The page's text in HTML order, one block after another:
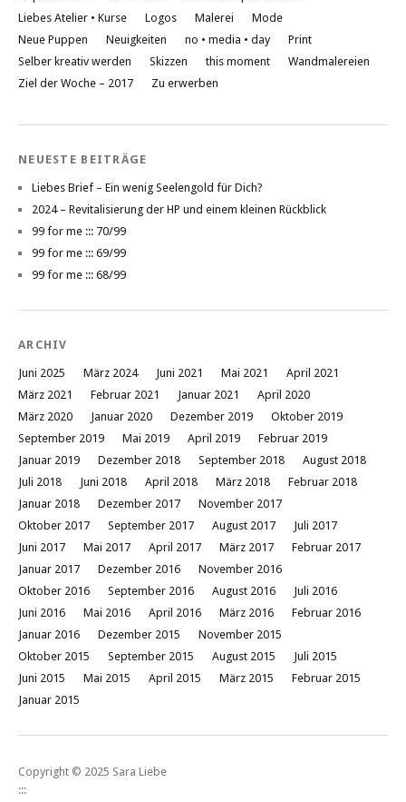
Liebes Atelier • Kurse
Logos Malerei
Mode
Neue Puppen
Neuigkeiten no • media • day
Print
Selber kreativ werden
Skizzen this moment
Wandmalereien
Ziel der Woche – 2017
Zu erwerben
NEUESTE BEITRÄGE
Liebes Brief – Ein wenig Seelengold für Dich?
2024 – Revitalisierung der HP und einem kleinen Rückblick
99 for me ::: 70/99
99 for me ::: 69/99
99 for me ::: 68/99
ARCHIV
Juni 2025 März 2024 Juni 2021 Mai 2021
April 2021
März 2021
Februar 2021 Januar 2021
April 2020
März 2020
Januar 2020 Dezember 2019
Oktober 2019
September 2019
Mai 2019 April 2019
Februar 2019
Januar 2019
Dezember 2018 September 2018
August 2018
Juli 2018
Juni 2018 April 2018 März 2018
Februar 2018
Januar 2018
Dezember 2017
November 2017
Oktober 2017
September 2017 August 2017
Juli 2017
Juni 2017
Mai 2017 April 2017 März 2017
Februar 2017
Januar 2017
Dezember 2016
November 2016
Oktober 2016
September 2016 August 2016
Juli 2016
Juni 2016
Mai 2016 April 2016 März 2016
Februar 2016
Januar 2016
Dezember 2015
November 2015
Oktober 2015
September 2015 August 2015
Juli 2015
Juni 2015
Mai 2015 April 2015 März 2015
Februar 2015
Januar 2015
Copyright © 2025 Sara Liebe
:::